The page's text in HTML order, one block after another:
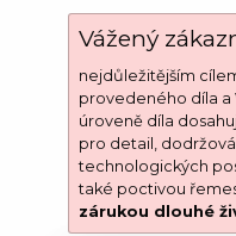
Vážený
nejdůležitějším
provedeného díla a
úroveně díla
pro detail,
technologických
také poctivou
zárukou dlouhé